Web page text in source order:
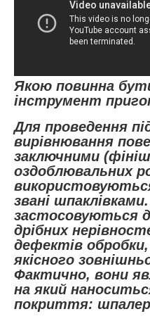
Якою повинна
інструмент
Для проведення
вирівнювання
заключними
оздоблювальних
звані
застосовуються
дрібних
дефектів
якісного
Фактично, вони
на який
покриття: